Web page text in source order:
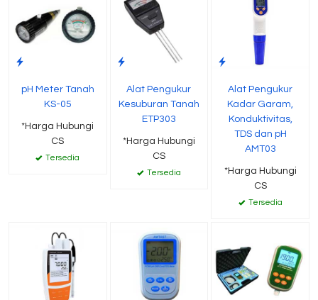
pH Meter Tanah
KS-05
*Harga Hubungi
CS
Tersedia
Alat Pengukur
Kesuburan Tanah
ETP303
*Harga Hubungi
CS
Tersedia
Alat Pengukur
Kadar Garam,
Konduktivitas,
TDS dan pH
AMT03
*Harga Hubungi
CS
Tersedia